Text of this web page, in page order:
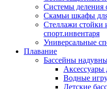
Системы деления
Скамьи шкафы
Стеллажи стойки
спорт.инвентаря
Универсальные
Плавание
Бассейны
Аксессуары
Водные
Детские